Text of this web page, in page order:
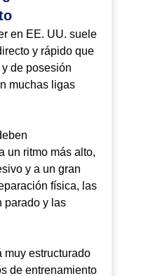
en EE. UU. suele
y rápido que
de posesión
muchas ligas
un ritmo más alto,
y a un gran
física, las
parado y las
muy estructurado
de entrenamiento